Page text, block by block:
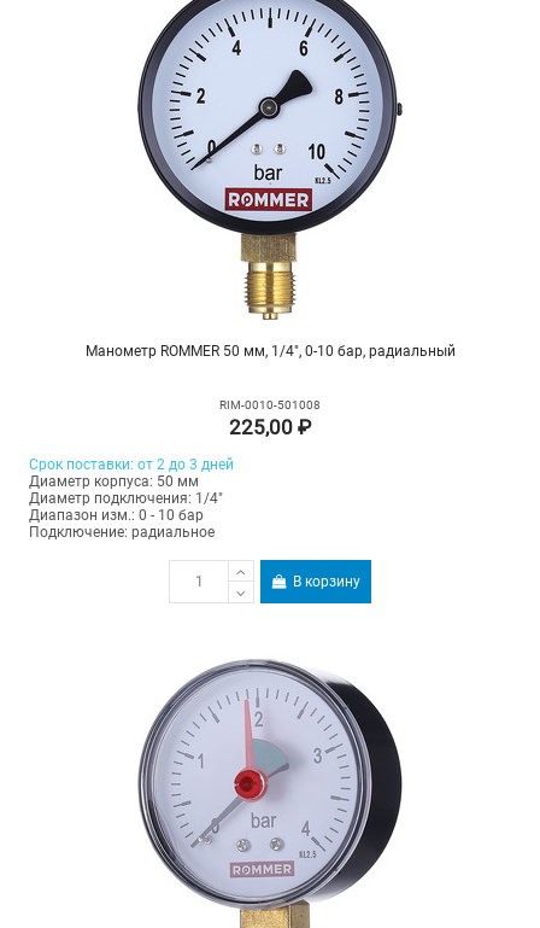
Манометр ROMMER 50 мм, 1/4", 0-10 бар, радиальный
RIM-0010-501008
225,00 ₽
Срок поставки: от 2 до 3 дней
Диаметр корпуса: 50 мм
Диаметр подключения: 1/4"
Диапазон изм.: 0 - 10 бар
Подключение: радиальное
В корзину